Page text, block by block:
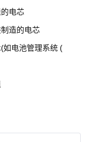
电芯
造的电芯
如电池管理系统 (